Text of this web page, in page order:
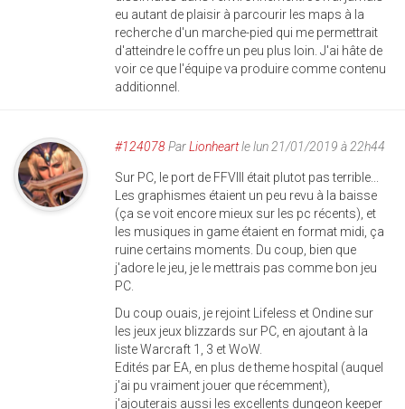
eu autant de plaisir à parcourir les maps à la
recherche d'un marche-pied qui me permettrait
d'atteindre le coffre un peu plus loin. J'ai hâte de
voir ce que l'équipe va produire comme contenu
additionnel.
#124078ParLionheartle lun 21/01/2019 à 22h44
Sur PC, le port de FFVIII était plutot pas terrible...
Les graphismes étaient un peu revu à la baisse
(ça se voit encore mieux sur les pc récents), et
les musiques in game étaient en format midi, ça
ruine certains moments. Du coup, bien que
j'adore le jeu, je le mettrais pas comme bon jeu
PC.
Du coup ouais, je rejoint Lifeless et Ondine sur
les jeux jeux blizzards sur PC, en ajoutant à la
liste Warcraft 1, 3 et WoW.
Edités par EA, en plus de theme hospital (auquel
j'ai pu vraiment jouer que récemment),
j'ajouterais aussi les excellents dungeon keeper